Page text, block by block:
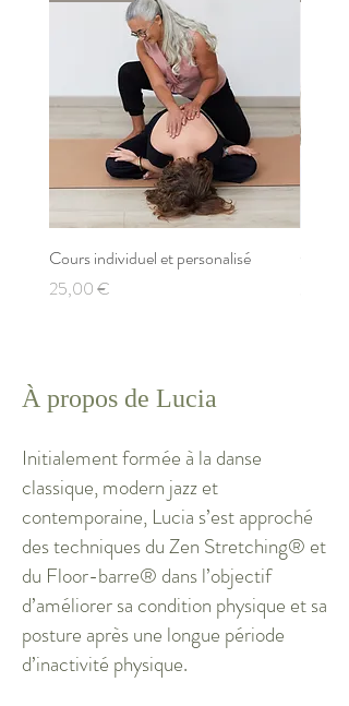
Cours individuel et personalisé
Prix
25,00 €
À propos de Lucia
Initialement formée à la danse
classique, modern jazz et
contemporaine, Lucia s’est approché
des techniques du Zen Stretching® et
du Floor-barre® dans l’objectif
d’améliorer sa condition physique et sa
posture après une longue période
d’inactivité physique.